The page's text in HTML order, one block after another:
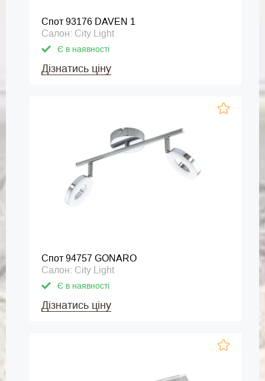
Спот 93176 DAVEN 1
Салон: City Light
Є в наявності
Дізнатись ціну
Спот 94757 GONARO
Салон: City Light
Є в наявності
Дізнатись ціну